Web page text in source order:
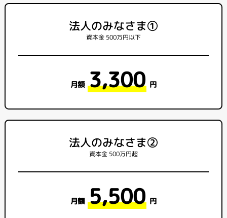
法人のみなさま①
資本金 500万円以下
月額 3,300 円
法人のみなさま②
資本金 500万円超
月額 5,500 円